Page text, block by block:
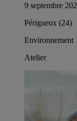
9 septembre
Périgueux (24)
Environnement
Atelier